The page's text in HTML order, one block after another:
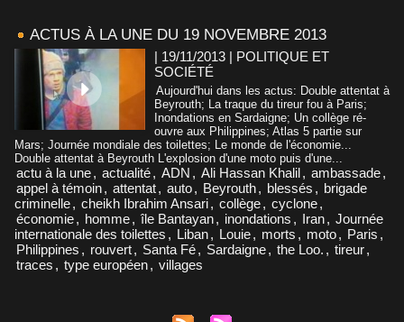
ACTUS À LA UNE DU 19 NOVEMBRE 2013
| 19/11/2013 | POLITIQUE ET
SOCIÉTÉ
Aujourd'hui dans les actus: Double attentat à
Beyrouth; La traque du tireur fou à Paris;
Inondations en Sardaigne; Un collège ré-
ouvre aux Philippines; Atlas 5 partie sur
Mars; Journée mondiale des toilettes; Le monde de l'économie...
Double attentat à Beyrouth L'explosion d'une moto puis d'une...
actu à la une, actualité, ADN , Ali Hassan Khalil, ambassade,
appel à témoin, attentat, auto, Beyrouth, blessés , brigade
criminelle, cheikh Ibrahim Ansari, collège, cyclone,
économie, homme, île Bantayan, inondations , Iran, Journée
internationale des toilettes , Liban, Louie, morts , moto, Paris ,
Philippines , rouvert, Santa Fé, Sardaigne, the Loo. , tireur,
traces , type européen, villages